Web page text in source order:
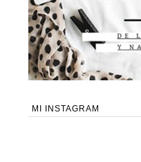
MI INSTAGRAM